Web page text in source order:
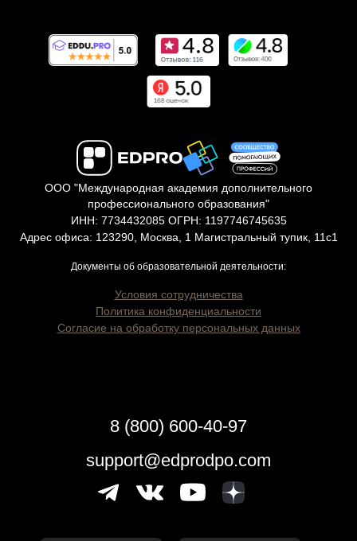
ООО "Международная академия дополнительного
профессионального образования"
ИНН: 7734432085 ОГРН: 1197746745635
Адрес офиса: 123290, Москва, 1 Магистральный тупик, 11с1
Документы об образовательной деятельности:
Условия сотрудничества
Политика конфиденциальности
Согласие на обработку персональных данных
8 (800) 600-40-97
support@edprodpo.com